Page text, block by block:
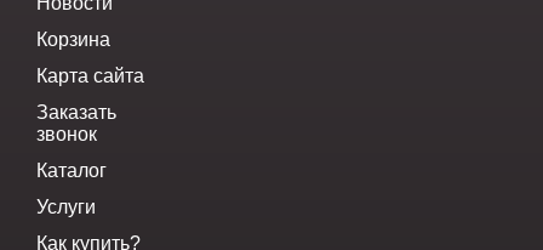
Корзина
Карта сайта
Заказать
звонок
Каталог
Услуги
Как купить?